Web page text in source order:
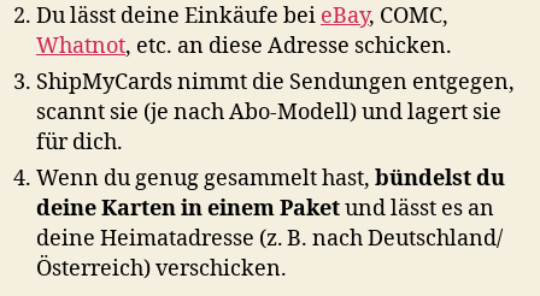
Du lässt deine Einkäufe bei eBay, COMC,
Whatnot, etc. an diese Adresse schicken.
ShipMyCards nimmt die Sendungen entgegen,
scannt sie (je nach Abo-Modell) und lagert sie
für dich.
Wenn du genug gesammelt hast, bündelst du
deine Karten in einem Paketund lässt es an
deine Heimatadresse (z. B. nach Deutschland/
Österreich) verschicken.